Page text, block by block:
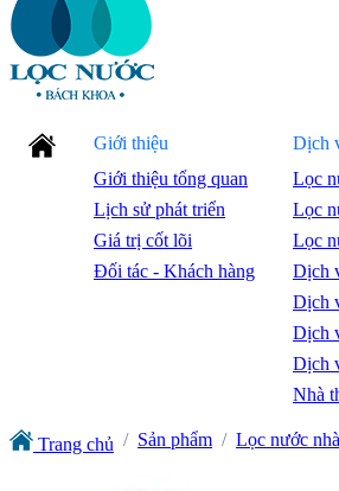
Giới thiệu
Giới thiệu tổng quan
Lịch sử phát triển
Giá trị cốt lõi
Đối tác - Khách hàng
Dịch
Lọc
Lọc
Lọc
Dịch
Dịch
Dịch
Dịch
Nhà
Trang chủ Sản phẩm Lọc nước